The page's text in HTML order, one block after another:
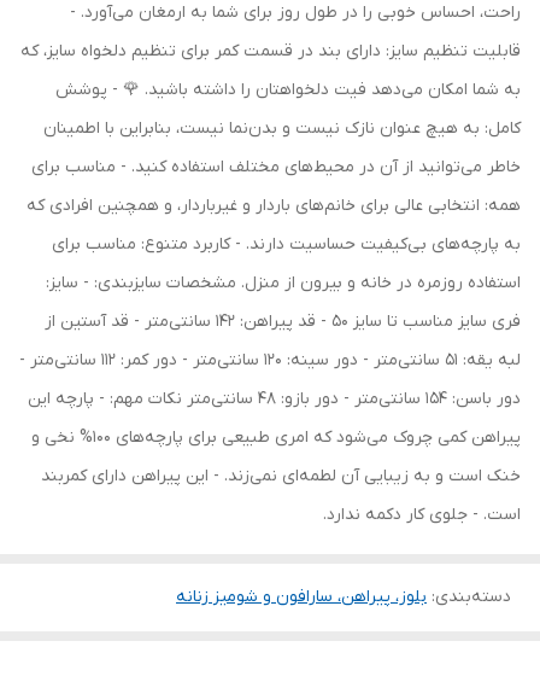
راحت، احساس خوبی را در طول روز برای شما به ارمغان می‌آورد. -
قابلیت تنظیم سایز: دارای بند در قسمت کمر برای تنظیم دلخواه سایز، که
به شما امکان می‌دهد فیت دلخواهتان را داشته باشید. 🌹 - پوشش
کامل: به هیچ عنوان نازک نیست و بدن‌نما نیست، بنابراین با اطمینان
خاطر می‌توانید از آن در محیط‌های مختلف استفاده کنید. - مناسب برای
همه: انتخابی عالی برای خانم‌های باردار و غیرباردار، و همچنین افرادی که
به پارچه‌های بی‌کیفیت حساسیت دارند. - کاربرد متنوع: مناسب برای
استفاده روزمره در خانه و بیرون از منزل. مشخصات سایزبندی: - سایز:
فری سایز مناسب تا سایز 50 - قد پیراهن: 142 سانتی‌متر - قد آستین از
لبه یقه: 51 سانتی‌متر - دور سینه: 120 سانتی‌متر - دور کمر: 112 سانتی‌متر -
دور باسن: 154 سانتی‌متر - دور بازو: 48 سانتی‌متر نکات مهم: - پارچه این
پیراهن کمی چروک می‌شود که امری طبیعی برای پارچه‌های 100% نخی و
خنک است و به زیبایی آن لطمه‌ای نمی‌زند. - این پیراهن دارای کمربند
است. - جلوی کار دکمه ندارد.
دسته‌بندی: بلوز، پیراهن، سارافون و شومیز زنانه